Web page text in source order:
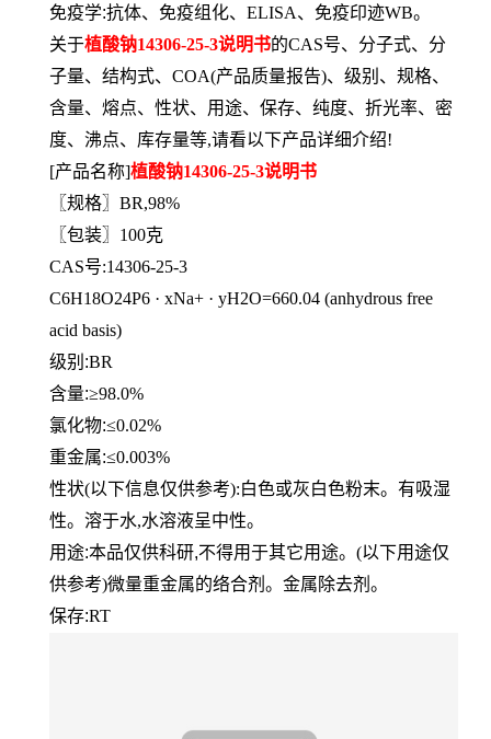
免疫学:抗体、免疫组化、 ELISA、免疫印迹WB。
关于植酸钠14306-25-3说明书的CAS号、分子式、分
子量、结构式、COA(产品质量报告)、级别、规格、
含量、熔点、性状、用途、保存、纯度、折光率、密
度、沸点、库存量等,请看以下产品详细介绍!
[产品名称]植酸钠14306-25-3说明书
〖规格〗 BR,98%
〖包装〗 100克
CAS号:14306-25-3
C6H18O24P6 · xNa+ · yH2O=660.04 (anhydrous free
acid basis)
级别:BR
含量:≥98.0%
氯化物:≤0.02%
重金属:≤0.003%
性状(以下信息仅供参考):白色或灰白色粉末。有吸湿
性。溶于水,水溶液呈中性。
用途:本品仅供科研,不得用于其它用途。 (以下用途仅
供参考)微量重金属的络合剂。金属除去剂。
保存:RT